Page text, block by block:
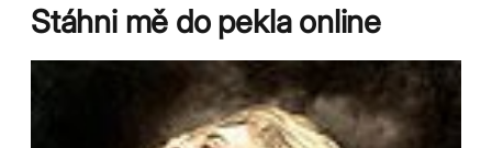
Stáhni mě do pekla online